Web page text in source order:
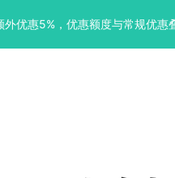
优惠5%，优惠额度与常规优惠